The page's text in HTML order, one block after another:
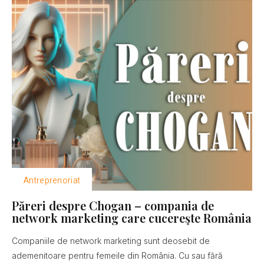
Antreprenoriat
Păreri despre Chogan – compania de
network marketing care cucereşte România
Companiile de network marketing sunt deosebit de
ademenitoare pentru femeile din România. Cu sau fără